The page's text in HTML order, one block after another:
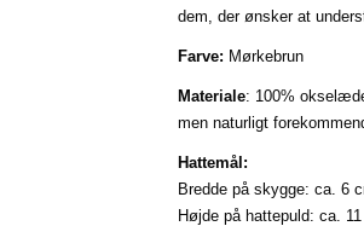
dem, der ønsker at
Farve: Mørkebrun
Materiale: 100%
men naturligt
Hattemål:
Bredde på skygge: ca. 6
Højde på hattepuld: ca. 11